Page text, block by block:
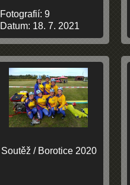
Fotografií:9
Datum: 18. 7. 2021
Soutěž / Borotice 2020